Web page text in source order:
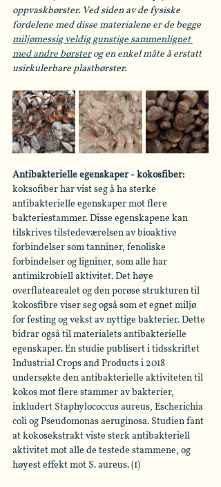
oppvaskbørster. Ved siden av de fysiske
fordelene med disse materialene er de begge
miljømessig veldig gunstige sammenlignet
med andre børster og en enkel måte å erstatt
usirkulerbare plastbørster.
Antibakterielle egenskaper - kokosfiber:
koksofiber har vist seg å ha sterke
antibakterielle egenskaper mot flere
bakteriestammer. Disse egenskapene kan
tilskrives tilstedeværelsen av bioaktive
forbindelser som tanniner, fenoliske
forbindelser og ligniner, som alle har
antimikrobiell aktivitet. Det høye
overflatearealet og den porøse strukturen til
kokosfibre viser seg også som et egnet miljø
for festing og vekst av nyttige bakterier. Dette
bidrar også til materialets antibakterielle
egenskaper. En studie publisert i tidsskriftet
Industrial Crops and Products i 2018
undersøkte den antibakterielle aktiviteten til
kokos mot flere stammer av bakterier,
inkludert Staphylococcus aureus, Escherichia
coli og Pseudomonas aeruginosa. Studien fant
at kokosekstrakt viste sterk antibakteriell
aktivitet mot alle de testede stammene, og
høyest effekt mot S. aureus. (1)